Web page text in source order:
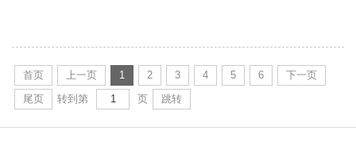
首页 上一页 1 2 3 4 5 6
下一页
尾页
转到第 页 跳转